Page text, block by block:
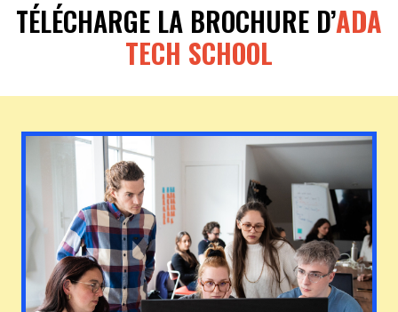
TÉLÉCHARGE LA BROCHURE D’ADA
TECH SCHOOL